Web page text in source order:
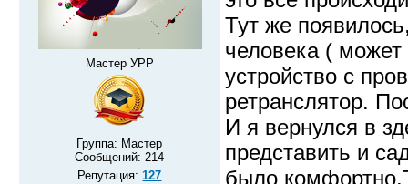
Мастер УРР
Группа: Мастер
Сообщений: 214
Репутация:127
Тут же
человека ( может
устройство с
ретранслятор.
И я вернулся в
представить и
было